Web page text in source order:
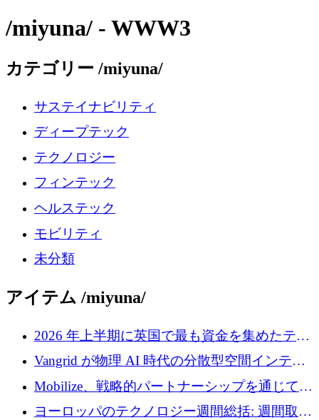
/miyuna/ - WWW3
カテゴリー /miyuna/
サステイナビリティ
ディープテック
テクノロジー
フィンテック
ヘルステック
モビリティ
未分類
アイテム /miyuna/
2026 年上半期に英国で最も資金を集めたテク
ノロジー企業
Vangrid が物理 AI 時代の分散型空間インテリ
ジェンス ネットワークを構築するために 900
万ドルのシードを調達
Mobilize、戦略的パートナーシップを通じて通
信ソフトウェア会社を拡大するための投資部
ヨーロッパのテクノロジー週間総括: 週間取引